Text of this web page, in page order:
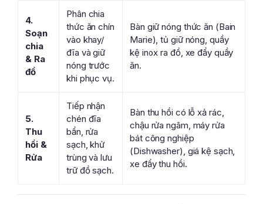
4.
Soạn
chia
& Ra
đồ
Phân chia
thức ăn chín
vào khay/
đĩa và giữ
nóng trước
khi phục vụ.
Bàn giữ nóng thức ăn (Bain
Marie), tủ giữ nóng, quầy
kệ inox ra đồ, xe đẩy quầy
ăn.
5.
Thu
hồi &
Rửa
Tiếp nhận
chén đĩa
bẩn, rửa
sạch, khử
trùng và lưu
trữ đồ sạch.
Bàn thu hồi có lỗ xả rác,
chậu rửa ngâm, máy rửa
bát công nghiệp
(Dishwasher), giá kệ sạch,
xe đẩy thu hồi.